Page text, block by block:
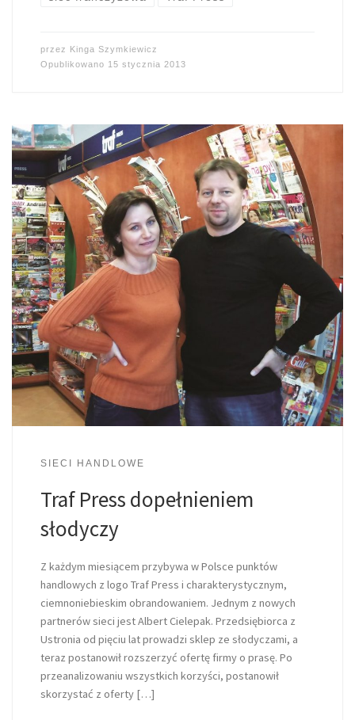
przez
Kinga Szymkiewicz
Opublikowano 15 stycznia 2013
SIECI HANDLOWE
Traf Press dopełnieniem
słodyczy
Z każdym miesiącem przybywa w Polsce punktów
handlowych z logo Traf Press i charakterystycznym,
ciemnoniebieskim obrandowaniem. Jednym z nowych
partnerów sieci jest Albert Cielepak. Przedsiębiorca z
Ustronia od pięciu lat prowadzi sklep ze słodyczami, a
teraz postanowił rozszerzyć ofertę firmy o prasę. Po
przeanalizowaniu wszystkich korzyści, postanowił
skorzystać z oferty […]